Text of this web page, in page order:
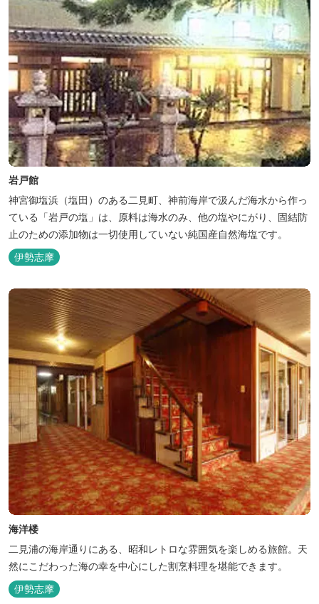
岩戸館
神宮御塩浜（塩田）のある二見町、神前海岸で汲んだ海水から作っ
ている「岩戸の塩」は、原料は海水のみ、他の塩やにがり、固結防
止のための添加物は一切使用していない純国産自然海塩です。
伊勢志摩
海洋楼
二見浦の海岸通りにある、昭和レトロな雰囲気を楽しめる旅館。天
然にこだわった海の幸を中心にした割烹料理を堪能できます。
伊勢志摩